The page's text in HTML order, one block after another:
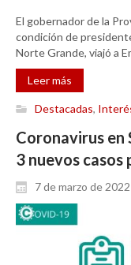
El gobernador de la
condición de
Norte Grande, viajó a
Leer más
Destacadas,
Coronavirus en
3 nuevos casos
7 de marzo de 2022